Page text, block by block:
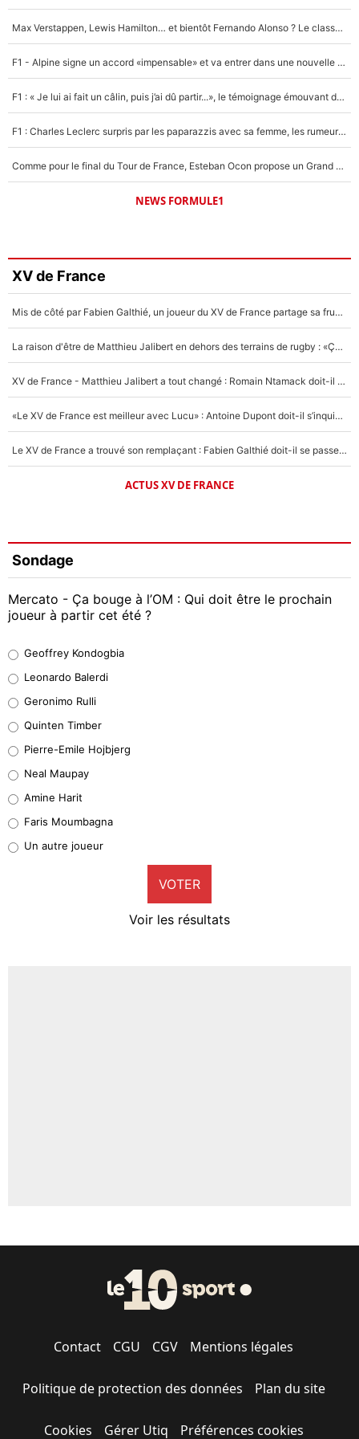
Max Verstappen, Lewis Hamilton… et bientôt Fernando Alonso ? Le classement des pilotes les mieux payés en Formule 1 risque de changer !
F1 - Alpine signe un accord «impensable» et va entrer dans une nouvelle dimension : Grande nouvelle pour Pierre Gasly !
F1 : « Je lui ai fait un câlin, puis j’ai dû partir...», le témoignage émouvant de Max Verstappen sur sa fille
F1 : Charles Leclerc surpris par les paparazzis avec sa femme, les rumeurs étaient vraies !
Comme pour le final du Tour de France, Esteban Ocon propose un Grand Prix de Formule 1 à Paris : «Autour de l’Arc de Triomphe, ce serait génial» !
NEWS FORMULE1
XV de France
Mis de côté par Fabien Galthié, un joueur du XV de France partage sa frustration : «ils ne me l’ont pas dit tout de suite»
La raison d'être de Matthieu Jalibert en dehors des terrains de rugby : «Ça m'atteint autant que si tu touches à un membre de ma famille»
XV de France - Matthieu Jalibert a tout changé : Romain Ntamack doit-il s’inquiéter pour sa place à un an de la Coupe du monde ?
«Le XV de France est meilleur avec Lucu» : Antoine Dupont doit-il s’inquiéter pour sa place ?
Le XV de France a trouvé son remplaçant : Fabien Galthié doit-il se passer d'Antoine Dupont ?
ACTUS XV DE FRANCE
Sondage
Mercato - Ça bouge à l’OM : Qui doit être le prochain
joueur à partir cet été ?
38%
32%
5%
1%
9%
Geoffrey Kondogbia
Leonardo Balerdi
Geronimo Rulli
Quinten Timber
Pierre-Emile Hojbjerg
Neal Maupay
Amine Harit
Faris Moumbagna
Un autre joueur
VOTER
Voir les résultats
Contact CGU CGV Mentions légales
Politique de protection des données Plan du site
Cookies Gérer Utiq Préférences cookies